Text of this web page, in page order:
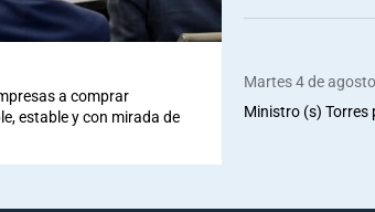
a comprar
estable y con mirada de
Martes 4 de
Ministro (s) Torres